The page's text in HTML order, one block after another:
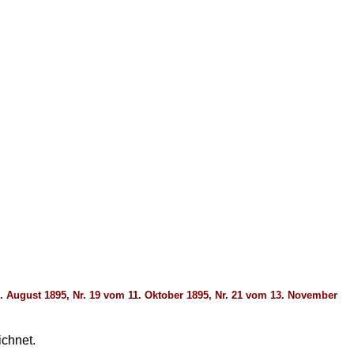
1895, Nr. 19 vom 11. Oktober 1895, Nr. 21 vom 13. November